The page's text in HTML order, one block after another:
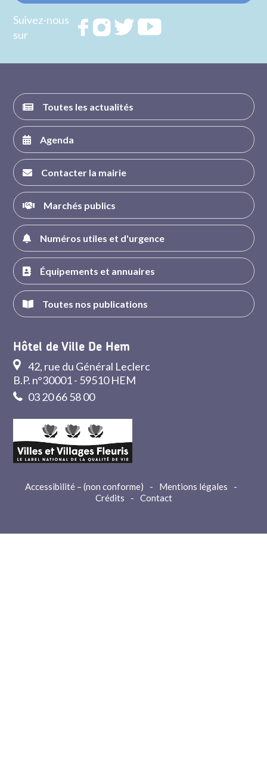
Suivez-nous
sur
RejoignezRejoignezRejoignez
Toutes les actualités
Agenda
Contacter la mairie
Marchés publics
Numéros utiles et d'urgence
Équipements et annuaires
Toutes nos publications
Hôtel de Ville De Hem
42, rue du Général Leclerc
B.P. n°30001 - 59510 HEM
03 20 66 58 00
Accessibilité – (non conforme) - Mentions légales
-
Crédits
- Contact